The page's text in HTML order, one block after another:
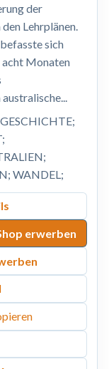
der
Lehrplänen.
sich
acht Monaten
WANDEL;
erwerben